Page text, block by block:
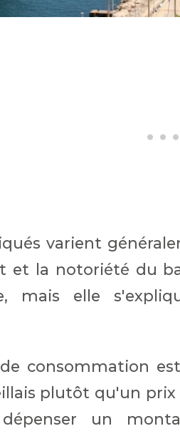
varient
et la notoriété du
mais elle
consommation
plutôt qu'un
dépenser un